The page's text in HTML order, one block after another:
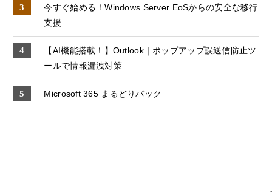
今すぐ始める！Windows Server EoSからの安全な移行
支援
【AI機能搭載！】Outlook｜ポップアップ誤送信防止ツ
ールで情報漏洩対策
Microsoft 365 まるどりパック